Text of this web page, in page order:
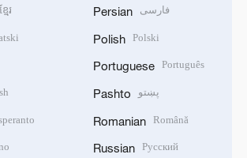
ខ្មែរ Persian فارسی
Polish Polski
Portuguese Português
Pashto پښتو
Romanian Română
Russian Русский